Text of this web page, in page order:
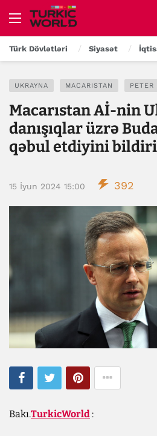
Türk Dövlətləri Siyasət
UKRAYNA MACARISTAN PETER
Macarıstan Aİ-nin
danışıqlar üzrə
qəbul etdiyini
15 İyun 2024 15:00 392
Bakı.TurkicWorld :